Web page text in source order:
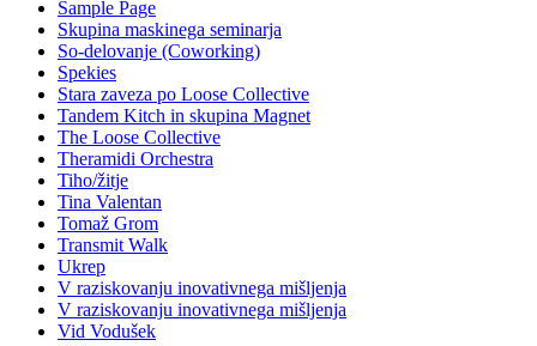
Sample Page
Skupina maskinega seminarja
So-delovanje (Coworking)
Spekies
Stara zaveza po Loose Collective
Tandem Kitch in skupina Magnet
The Loose Collective
Theramidi Orchestra
Tiho/žitje
Tina Valentan
Tomaž Grom
Transmit Walk
Ukrep
V raziskovanju inovativnega mišljenja
V raziskovanju inovativnega mišljenja
Vid Vodušek